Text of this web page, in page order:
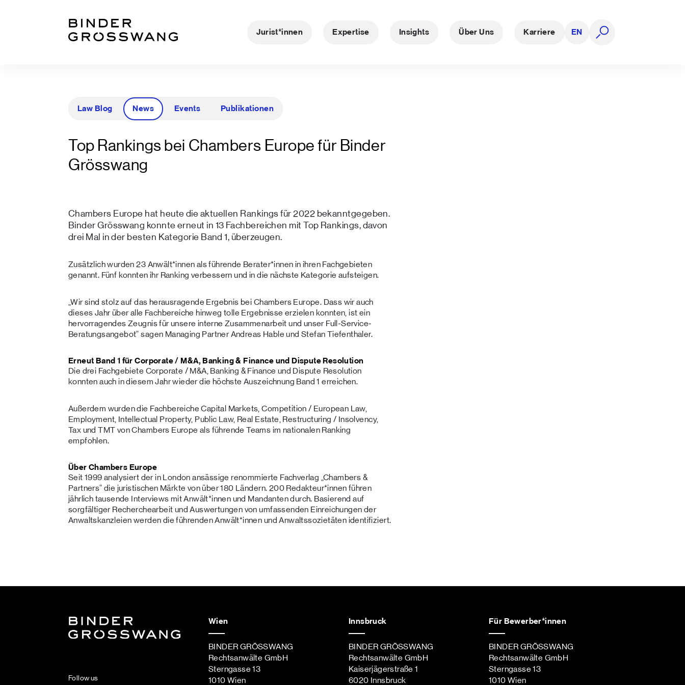
Jurist*innen Expertise Insights Über Uns Karriere EN
Law Blog News Events Publikationen
Top Rankings bei Chambers Europe für Binder
Grösswang
Chambers Europe hat heute die aktuellen Rankings für 2022 bekanntgegeben.
Binder Grösswang konnte erneut in 13 Fachbereichen mit Top Rankings, davon
drei Mal in der besten Kategorie Band 1, überzeugen.
Zusätzlich wurden 23 Anwält*innen als führende Berater*innen in ihren Fachgebieten
genannt. Fünf konnten ihr Ranking verbessern und in die nächste Kategorie aufsteigen.
„Wir sind stolz auf das herausragende Ergebnis bei Chambers Europe. Dass wir auch
dieses Jahr über alle Fachbereiche hinweg tolle Ergebnisse erzielen konnten, ist ein
hervorragendes Zeugnis für unsere interne Zusammenarbeit und unser Full-Service-
Beratungsangebot“ sagen Managing Partner Andreas Hable und Stefan Tiefenthaler.
Erneut Band 1 für Corporate / M&A, Banking & Finance und Dispute Resolution
Die drei Fachgebiete Corporate / M&A, Banking & Finance und Dispute Resolution
konnten auch in diesem Jahr wieder die höchste Auszeichnung Band 1 erreichen.
Außerdem wurden die Fachbereiche Capital Markets, Competition / European Law,
Employment, Intellectual Property, Public Law, Real Estate, Restructuring / Insolvency,
Tax und TMT von Chambers Europe als führende Teams im nationalen Ranking
empfohlen.
Über Chambers Europe
Seit 1999 analysiert der in London ansässige renommierte Fachverlag „Chambers &
Partners“ die juristischen Märkte von über 180 Ländern. 200 Redakteur*innen führen
jährlich tausende Interviews mit Anwält*innen und Mandanten durch. Basierend auf
sorgfältiger Recherchearbeit und Auswertungen von umfassenden Einreichungen der
Anwaltskanzleien werden die führenden Anwält*innen und Anwaltssozietäten identifiziert.
Follow us
Wien
BINDER GRÖSSWANG
Rechtsanwälte GmbH
Sterngasse 13
1010 Wien
Innsbruck
BINDER GRÖSSWANG
Rechtsanwälte GmbH
Kaiserjägerstraße 1
6020 Innsbruck
Für Bewerber*innen
BINDER GRÖSSWANG
Rechtsanwälte GmbH
Sterngasse 13
1010 Wien